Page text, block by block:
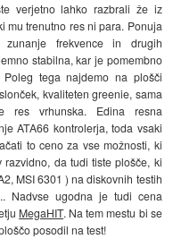
verjetno lahko razbrali že iz
mu trenutno res ni para. Ponuja
frekvence in drugih
stabilna, kar je pomembno
Poleg tega najdemo na plošči
kvaliteten greenie, sama
res vrhunska. Edina resna
ATA66 kontrolerja, toda vsaki
to ceno za vse možnosti, ki
da tudi tiste plošče, ki
MSI 6301 ) na diskovnih testih
Nadvse ugodna je tudi cena
MegaHIT. Na tem mestu bi se
posodil na test!